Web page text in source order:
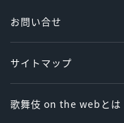
お問い合せ
サイトマップ
歌舞伎 on the webとは